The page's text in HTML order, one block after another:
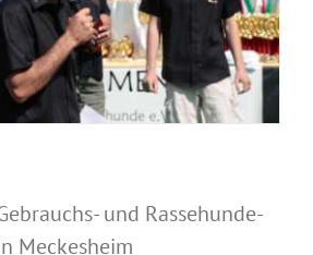
und Rassehunde-
Meckesheim